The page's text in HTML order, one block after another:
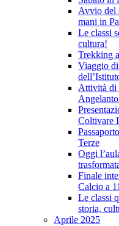
Avvio del
mani in
Le classi
cultura!
Trekking
Viaggio
Attività di
Coltivare
Terze
Oggi
Finale
Calcio a
Le classi
storia,
Aprile 2025